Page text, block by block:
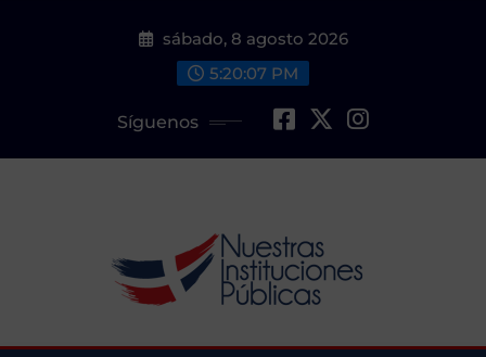
sábado, 8 agosto 2026
5:20:08 PM
Síguenos